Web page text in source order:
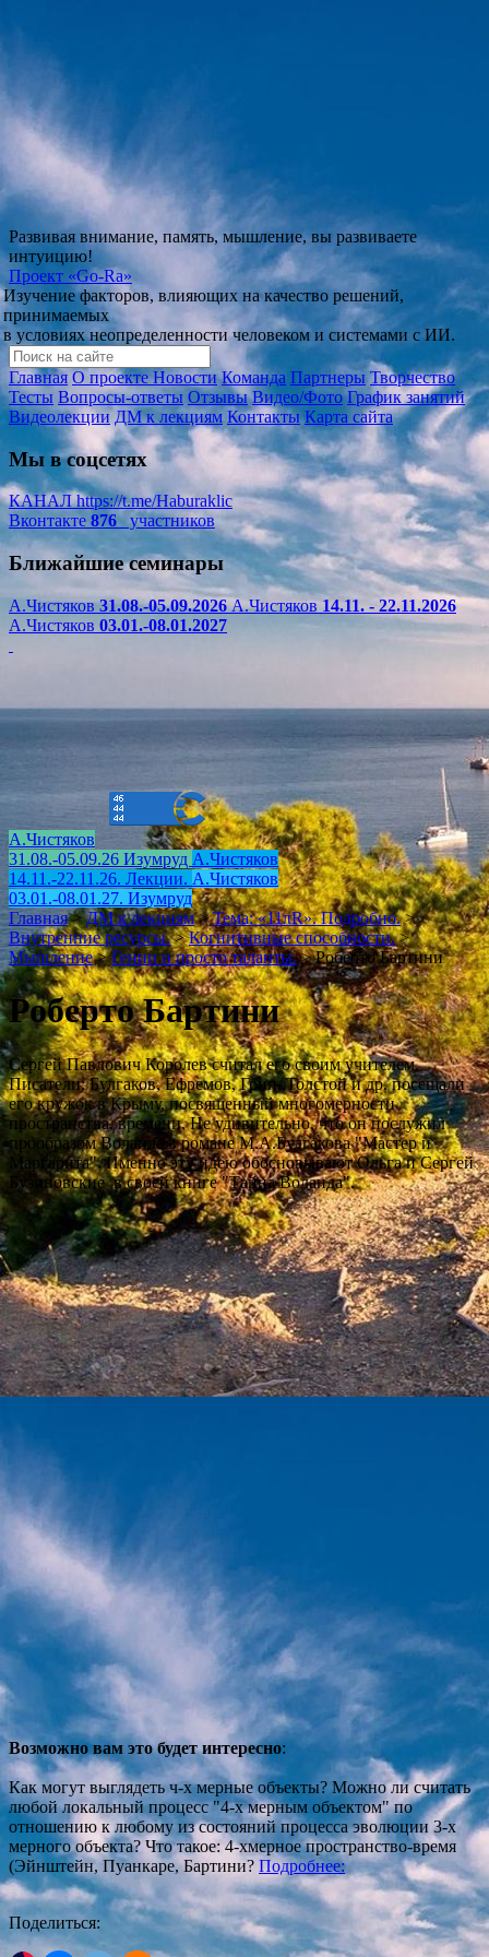
Развивая внимание, память, мышление, вы развиваете
интуицию!
Проект «Go-Ra»
Изучение факторов, влияющих на качество решений,
принимаемых
в условиях неопределенности человеком и системами с ИИ.
Главная О проектеНовости Команда Партнеры Творчество
Тесты Вопросы-ответы Отзывы Видео/Фото График занятий
Видеолекции ДМ к лекциям Контакты Карта сайта
Мы в соцсетях
КАНАЛhttps://t.me/Haburaklic
Вконтакте 876участников
Ближайшие семинары
А.Чистяков31.08.-05.09.2026 А.Чистяков14.11. - 22.11.2026
А.Чистяков 03.01.-08.01.2027
А.Чистяков
31.08.-05.09.26 Изумруд А.Чистяков
14.11.-22.11.26. Лекции. А.Чистяков
03.01.-08.01.27. Изумруд
Главная > ДМ к лекциям > Тема: «11πR». Подробно. >
Внутренние ресурсы. > Когнитивные способности. >
Мышление > Гении и просто таланты. > Роберто Бартини
Роберто Бартини
Сергей Павлович Королев считал его своим учителем.
Писатели: Булгаков, Ефремов, Грин, Толстой и др. посещали
его кружок в Крыму, посвященный многомерности
пространства, времени. Не удивительно, что он послужил
прообразом Воланда в романе М.А.Булгакова "Мастер и
Маргарита". Именно эту идею обосновывают Ольга и Сергей
Бузиновские в своей книге "Тайна Воланда".
Возможно вам это будет интересно:
Как могут выглядеть ч-х мерные объекты? Можно ли считать
любой локальный процесс "4-х мерным объектом" по
отношению к любому из состояний процесса эволюции 3-х
мерного объекта? Что такое: 4-хмерное пространство-время
(Эйнштейн, Пуанкаре, Бартини? Подробнее:
Поделиться: